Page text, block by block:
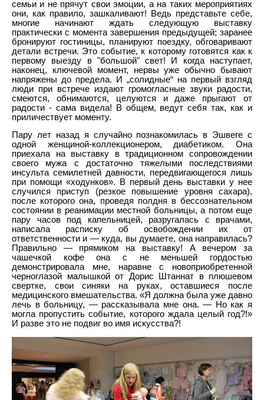
семьи и не прячут свои эмоции, а на таких мероприятиях
они, как правило, зашкаливают! Ведь представьте себе,
многие начинают ждать следующую выставку
практически с момента завершения предыдущей; заранее
бронируют гостиницы, планируют поездку, обговаривают
детали встречи. Это событие, к которому готовятся как к
первому выезду в "большой" свет! И когда наступает,
наконец, ключевой момент, нервы уже обычно бывают
напряжены до предела. И „солидные“ на первый взгляд
люди при встрече издают громогласные звуки радости,
смеются, обнимаются, целуются и даже прыгают от
радости - сама видела! В общем, ведут себя так, как и
приличествует моменту.
Пару лет назад я случайно познакомилась в Эшвеге с
одной женщиной-коллекционером, диабетиком. Она
приехала на выставку в традиционном сопровождении
своего мужа с достаточно тяжелыми последствиями
инсульта семилетней давности, передвигающегося лишь
при помощи «ходунков». В первый день выставки у нее
случился приступ (резкое повышение уровня сахара),
после которого она, проведя полдня в бессознательном
состоянии в реанимации местной больницы, а потом еще
пару часов под капельницей, разругалась с врачами,
написала расписку об освобождении их от
ответственности и — куда, вы думаете, она направилась?
Правильно — прямиком на выставку! А вечером за
чашечкой кофе она с не меньшей гордостью
демонстрировала мне, наравне с новоприобретенной
черноглазой малышкой от Дорис Штаннат в плюшевом
свертке, свои синяки на руках, оставшиеся после
медицинского вмешательства. «Я должна была уже давно
лечь в больницу, — рассказывала мне она. — Но как я
могла пропустить событие, которого ждала целый год?!»
И разве это не подвиг во имя искусства?!